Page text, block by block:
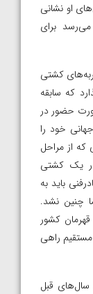
او نشانی
برای
کشتی
که سابقه
دارد و در صورت حضور در
خود را
از مراحل
یک کشتی
باید به
چنین نشد.
کشور
راهی
سال‌های قبل